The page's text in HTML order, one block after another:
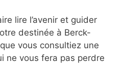
lire l’avenir et guider
destinée à Berck-
vous consultiez une
ne vous fera pas perdre